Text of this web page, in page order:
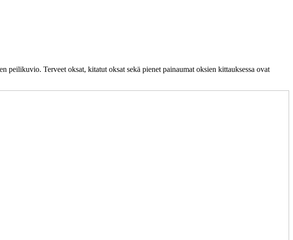
peilikuvio. Terveet oksat, kitatut oksat sekä pienet painaumat oksien kittauksessa ovat